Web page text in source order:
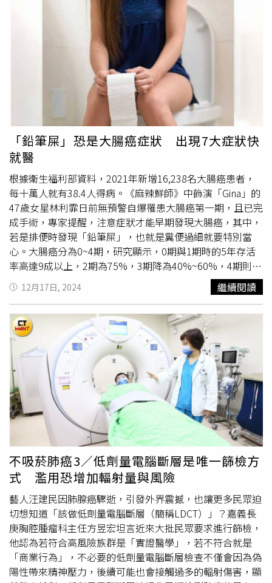
（ADH），仍建議採取傳統手術切除，以降低癌變風險。40
歲以上公費乳房篩檢 乳癌5年存活率逾98%有鑑於45-49
歲為國人婦女乳癌發生率最高的年齡層，衛生福利部從今年
的乳房攝影檢查補助對象，從原本的45-69歲
擴大至40-74歲女性，40歲以上如有乳癌家族史，如祖母、
外婆、母親、女兒或是姊妹有人曾罹患乳癌，也更應定時參
加公費乳房篩檢。黃星華強調，約有三分之一的女性都會有
長乳房良性腫瘤，乳房腫瘤的發生與遺傳、環境因素密切相
關，即使沒有家族病史，仍可能因「體細胞基因突變」而導
致腫瘤生長。乳癌的早期發現是治療成功的關鍵，尤其許多
乳房腫瘤在初期並不會引起症狀，若能在乳癌第一期即時發
現並接受治療，5年的存活率可達到98%以上。【延伸閱
讀】【2025外科醫學會年會】提升乳癌治療水準！台灣乳
房醫學會展現成果 但「健康台灣」2點仍需努力當心過緊
內衣影響健康！中醫師解析胸部經絡 教正確保養乳房
https://www.healthnews.com.tw/readnews.php?
id=64512
假牙或蛀牙被磨破皮，或有超過2周口腔黏膜傷口未癒合應
盡速就醫治療。（馮惠宜攝）「長期蛀牙或不合適的假牙會
不斷摩擦到口腔黏膜、舌頭、臉頰或嘴唇，產生黏膜反覆破
皮出現癌化現象。」林佳詠提醒， 如果發現口腔經常因不
合試假牙或蛀牙被磨破皮，或有超過2周口腔黏膜傷口未癒
合，或是有緊張就緊咬嘴唇或舌頭習慣、抽煙、吃檳榔或長
期陽光曝曬工作者，都是癌症病變高危險群，都要特別小
心，有上述狀況就應盡速就醫治療，讓醫師及時介入治療甚
至進一步切片檢查，避免延誤治療。林佳詠也呼籲，健保提
供一般人每半年可以做洗牙檢查，65歲以上或心臟病等特殊
疾病患者，還加碼每3個月洗牙加上塗氟保健服務；另國建
署也提供成人每
白斑等口腔相關癌前病變，及時介入治療，避免讓癌症轉移
更難處理。
「鉛筆屎」恐是大腸癌症狀 出現7大症狀快
就醫
根據衛生福利部資料，2021年新增16,238名大腸癌患者，
每十萬人就有38.4人得病。《麻辣鮮師》中飾演「Gina」的
47歲女星林利霏日前無預警自爆罹患大腸癌第一期，且已完
成手術，專家提醒，注意症狀才能早期發現大腸癌，其中，
若是排便時發現「鉛筆屎」，也就是糞便過細就要特別當
心。大腸癌分為0~4期，研究顯示，0期與1期時的5年存活
率高達9成以上，2期為75%，3期降為40%~60%，4期則是
30%以下，部分患者甚至只剩1成。若能及早治療，差異就
如同天與地一般懸殊。因此早期發現症狀更加重要，國健署
表示，大腸癌早期無明顯症狀，建議有瘜肉、大腸癌家族史
或飲食、作息較不健康、排便習慣不正常的民眾，應提早關
注自己的腸道健康。另外，若身體出現以下7症狀超過2周以
上，應儘速就醫請醫師檢查：大便中有血、大便中有黏液、
排便習慣改變 (一下子腹瀉，一下子便秘)、大便變細小 、
經常性腹瀉或便秘、體重減輕 、不明原因貧血。國健署指
出，大腸癌主要是由大腸內的腺瘤瘜肉癌化所造成，因此，
如能早期發現腺瘤瘜肉予以切除，可以減少大腸癌的發生，
每一至二年糞便潛血篩檢約可下降18%至33%的大腸癌死亡
率。為降低發生率及死亡率，國健署吳昭軍署長提醒，50-
74歲民眾每2年1次 免費定量免疫法糞便潛血檢查，經實證
研究，每2年定期篩檢可降低29%晚期大腸癌發生率與35%
死亡率；又癌症篩檢資料顯示，大腸癌篩檢結果為陽性者，
每2人就有1人有大腸瘜肉，每20人就有1人有大腸癌，鼓勵
民眾進行糞便潛血檢查，檢查結果如為陽性，務必到醫療院
所進一步確認，絕不要錯過黃金治療期。
12月17日, 2024 繼續閱讀
不吸菸肺癌3／低劑量電腦斷層是唯一篩檢方
式 濫用恐增加輻射量與風險
藝人汪建民因肺腺癌驟逝，引發外界震撼，也讓更多民眾迫
切想知道「該做低劑量電腦斷層（簡稱LDCT）」？嘉義長
庚胸腔腫瘤科主任方昱宏坦言近來大批民眾要求進行篩檢，
他認為若符合高風險族群是「實證醫學」，若不符合就是
「商業行為」，不必要的低劑量電腦斷層檢查不僅會因為偽
陽性帶來精神壓力，後續可能也會接觸過多的輻射傷害，顯